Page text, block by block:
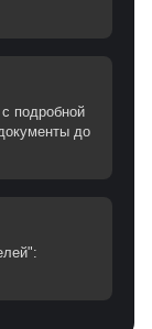
подробной
до